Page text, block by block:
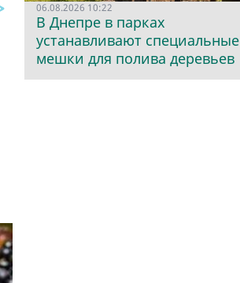
06.08.2026 10:22
В Днепре в парках
устанавливают специальные
мешки для полива деревьев